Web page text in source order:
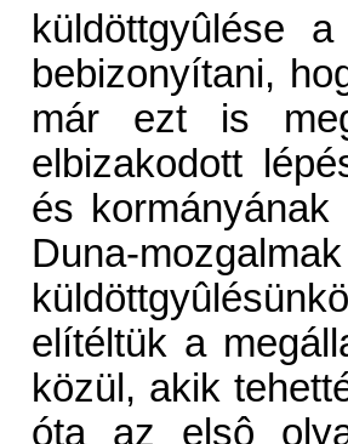
küldöttgyûlése
bebizonyítani,
már ezt is
elbizakodott
és
Duna-
elítéltük a
közül, akik
óta az elsô